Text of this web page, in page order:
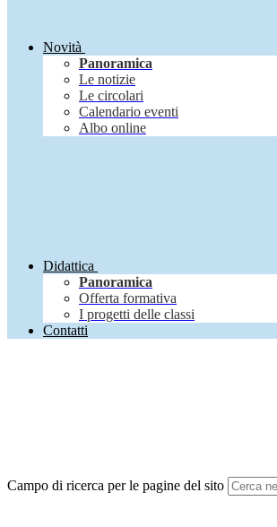
Novità
Panoramica
Le notizie
Le circolari
Calendario eventi
Albo online
Didattica
Panoramica
Offerta formativa
I progetti delle classi
Contatti
Campo di ricerca per le pagine del sito